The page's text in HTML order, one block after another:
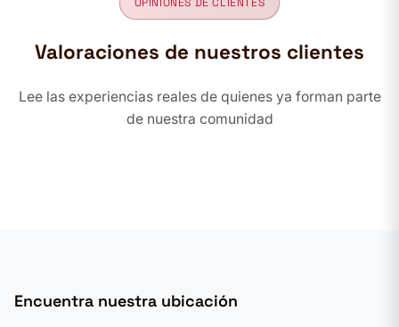
Valoraciones de nuestros clientes
Lee las experiencias reales de quienes ya forman parte
de nuestra comunidad
Encuentra nuestra ubicación